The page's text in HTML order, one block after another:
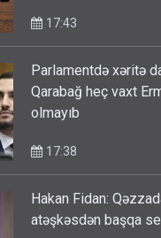
17:43
Parlamentdə xəritə
Qarabağ heç vaxt
olmayıb
17:38
Hakan Fidan:
atəşkəsdən başqa